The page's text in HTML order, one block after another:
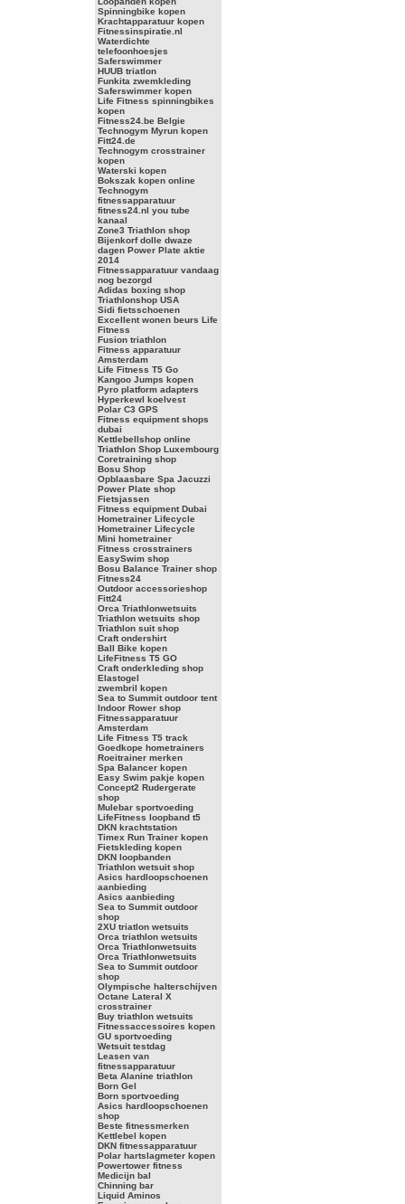
Spinningbike kopen
Krachtapparatuur kopen
Fitnessinspiratie.nl
Waterdichte
telefoonhoesjes
Saferswimmer
HUUB triatlon
Funkita zwemkleding
Saferswimmer kopen
Life Fitness spinningbikes
kopen
Fitness24.be Belgie
Technogym Myrun kopen
Fitt24.de
Technogym crosstrainer
kopen
Waterski kopen
Bokszak kopen online
Technogym
fitnessapparatuur
fitness24.nl you tube
kanaal
Zone3 Triathlon shop
Bijenkorf dolle dwaze
dagen Power Plate aktie
2014
Fitnessapparatuur vandaag
nog bezorgd
Adidas boxing shop
Triathlonshop USA
Sidi fietsschoenen
Excellent wonen beurs Life
Fitness
Fusion triathlon
Fitness apparatuur
Amsterdam
Life Fitness T5 Go
Kangoo Jumps kopen
Pyro platform adapters
Hyperkewl koelvest
Polar C3 GPS
Fitness equipment shops
dubai
Kettlebellshop online
Triathlon Shop Luxembourg
Coretraining shop
Bosu Shop
Opblaasbare Spa Jacuzzi
Power Plate shop
Fietsjassen
Fitness equipment Dubai
Hometrainer Lifecycle
Hometrainer Lifecycle
Mini hometrainer
Fitness crosstrainers
EasySwim shop
Bosu Balance Trainer shop
Fitness24
Outdoor accessorieshop
Fitt24
Orca Triathlonwetsuits
Triathlon wetsuits shop
Triathlon suit shop
Craft ondershirt
Ball Bike kopen
LifeFitness T5 GO
Craft onderkleding shop
Elastogel
zwembril kopen
Sea to Summit outdoor tent
Indoor Rower shop
Fitnessapparatuur
Amsterdam
Life Fitness T5 track
Goedkope hometrainers
Roeitrainer merken
Spa Balancer kopen
Easy Swim pakje kopen
Concept2 Rudergerate
shop
Mulebar sportvoeding
LifeFitness loopband t5
DKN krachtstation
Timex Run Trainer kopen
Fietskleding kopen
DKN loopbanden
Triathlon wetsuit shop
Asics hardloopschoenen
aanbieding
Asics aanbieding
Sea to Summit outdoor
shop
2XU triatlon wetsuits
Orca triathlon wetsuits
Orca Triathlonwetsuits
Orca Triathlonwetsuits
Sea to Summit outdoor
shop
Olympische halterschijven
Octane Lateral X
crosstrainer
Buy triathlon wetsuits
Fitnessaccessoires kopen
GU sportvoeding
Wetsuit testdag
Leasen van
fitnessapparatuur
Beta Alanine triathlon
Born Gel
Born sportvoeding
Asics hardloopschoenen
shop
Beste fitnessmerken
Kettlebel kopen
DKN fitnessapparatuur
Polar hartslagmeter kopen
Powertower fitness
Medicijn bal
Chinning bar
Liquid Aminos